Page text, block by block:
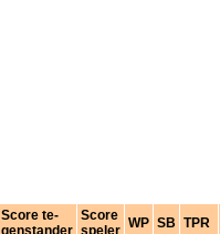
Score te-
genstander
Score
speler WP SB TPR